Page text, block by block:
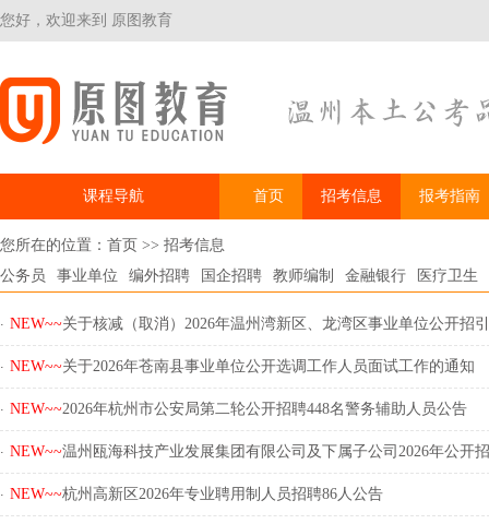
您好，欢迎来到 原图教育
课程导航 首页 招考信息 报考指南
您所在的位置： 首页 >> 招考信息
公务员
事业单位 编外招聘 国企招聘 教师编制 金融银行 医疗卫生
. NEW~~关于核减（取消）2026年温州湾新区、龙湾区事业单位公开招引
. NEW~~关于2026年苍南县事业单位公开选调工作人员面试工作的通知
. NEW~~2026年杭州市公安局第二轮公开招聘448名警务辅助人员公告
. NEW~~温州瓯海科技产业发展集团有限公司及下属子公司2026年公开招
. NEW~~杭州高新区2026年专业聘用制人员招聘86人公告